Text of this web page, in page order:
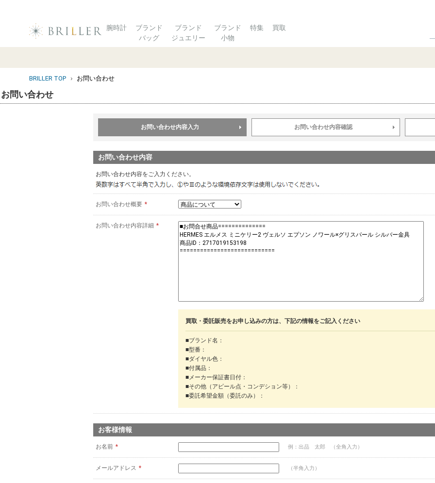
腕時計
ブランド
バッグ
ブランド
ジュエリー
ブランド
小物
特集 買取
BRILLER TOP お問い合わせ
お問い合わせ
お問い合わせ内容入力 お問い合わせ内容確認
お問い合わせ内容
お問い合わせ内容をご入力ください。
お問い合わせ概要 *
お問い合わせ内容詳細 *
買取・委託販売をお申し込みの方は、下記の情報をご記入ください
■ブランド名：
■型番：
■ダイヤル色：
■付属品：
■メーカー保証書日付：
■その他（アピール点・コンデション等）：
■委託希望金額（委託のみ）：
お客様情報
お名前 * 例：出品 太郎 （全角入力）
メールアドレス * （半角入力）